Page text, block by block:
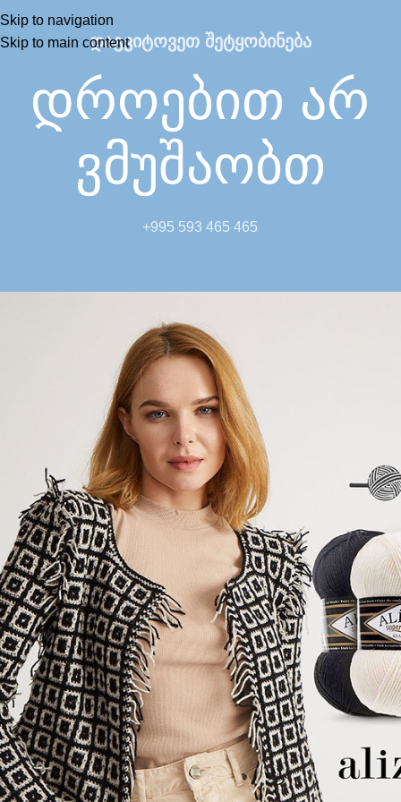
Skip to navigation
Skip to main contentდაგვიტოვეთ შეტყობინება
დროებით არ
ვმუშაობთ
+995 593 465 465